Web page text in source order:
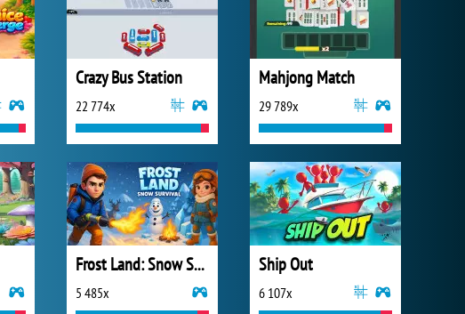
Crazy Bus Station
22 774x
Mahjong Match
29 789x
Frost Land: Snow Survival
5 485x
Ship Out
6 107x